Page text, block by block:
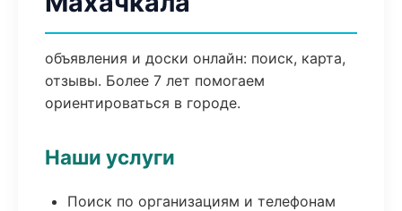
объявления и доски онлайн: поиск, карта,
отзывы. Более 7 лет помогаем
ориентироваться в городе.
Наши услуги
Поиск по организациям и телефонам